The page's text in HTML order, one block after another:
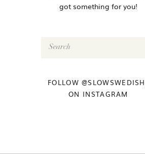
FOLLOW @SLOWSWEDISH_
ON INSTAGRAM
Search
got something for you!